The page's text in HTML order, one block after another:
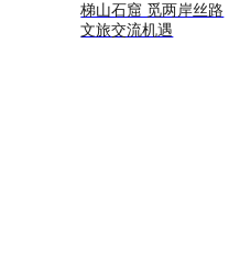
梯山石窟 觅两岸丝路
文旅交流机遇